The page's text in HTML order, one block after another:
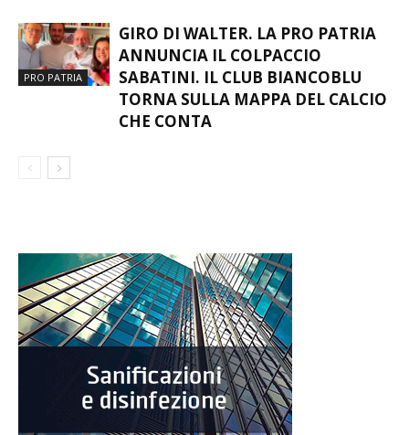
PRO PATRIA
GIRO DI WALTER. LA PRO PATRIA
ANNUNCIA IL COLPACCIO
SABATINI. IL CLUB BIANCOBLU
TORNA SULLA MAPPA DEL CALCIO
CHE CONTA